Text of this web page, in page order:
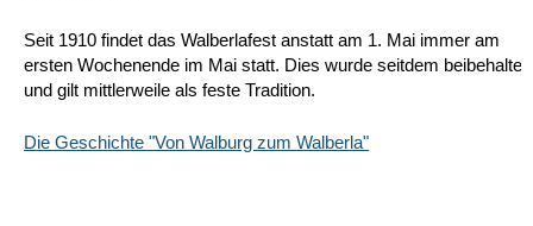
Seit 1910 findet das Walberlafest anstatt am 1. Mai immer am
ersten Wochenende im Mai statt. Dies wurde seitdem beibehalten
und gilt mittlerweile als feste Tradition.
Die Geschichte "Von Walburg zum Walberla"